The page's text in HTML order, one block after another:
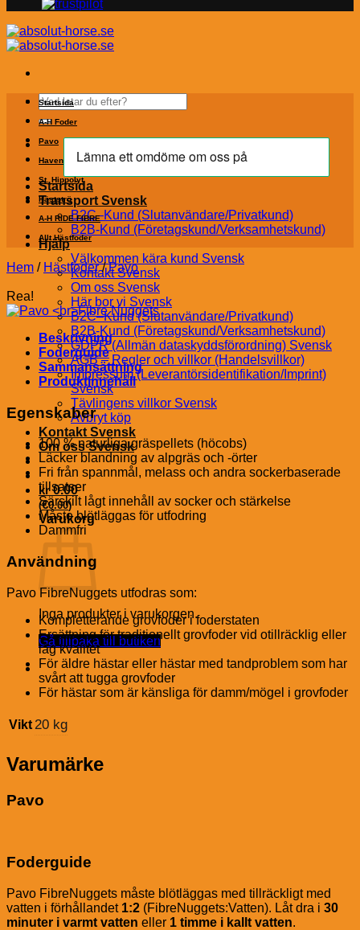
Sök
efter:
Startsida
Transport Svensk
B2C–Kund (Slutanvändare/Privatkund)
B2B-Kund (Företagskund/Verksamhetskund)
Hjälp
Välkommen kära kund Svensk
Kontakt Svensk
Om oss Svensk
Här bor vi Svensk
B2C–Kund (Slutanvändare/Privatkund)
B2B-Kund (Företagskund/Verksamhetskund)
GDPR (Allmän dataskyddsförordning) Svensk
AGB – Regler och villkor (Handelsvillkor)
Impressum (Leverantörsidentifikation/Imprint)
Svensk
Tävlingens villkor Svensk
Avbryt köp
Kontakt Svensk
Om oss Svensk
kr0.00
(€0.00)
Varukorg
Inga produkter i varukorgen.
Gå tillbaka till butiken
Startsida
A-H Foder
Pavo
Havens
St. Hippolyt
Hästströ
A-H RIDE FIBRE
Allt Hästfoder
Hem / Hästfoder / Pavo
Rea!
Beskrivning
Foderguide
Sammansättning
Produktinnehåll
Egenskaber
100 % naturliga gräspellets (höcobs)
Läcker blandning av alpgräs och -örter
Fri från spannmål, melass och andra sockerbaserade
tillsatser
Särskilt lågt innehåll av socker och stärkelse
Måste blötläggas för utfodring
Dammfri
Användning
Pavo FibreNuggets utfodras som:
Kompletterande grovfoder i foderstaten
Ersättning för traditionellt grovfoder vid otillräcklig eller
låg kvalitet
För äldre hästar eller hästar med tandproblem som har
svårt att tugga grovfoder
För hästar som är känsliga för damm/mögel i grovfoder
Vikt20 kg
Varumärke
Pavo
Foderguide
Pavo FibreNuggets måste blötläggas med tillräckligt med
vatten i förhållandet 1:2 (FibreNuggets:Vatten). Låt dra i 30
minuter i varmt vatten eller 1 timme i kallt vatten.